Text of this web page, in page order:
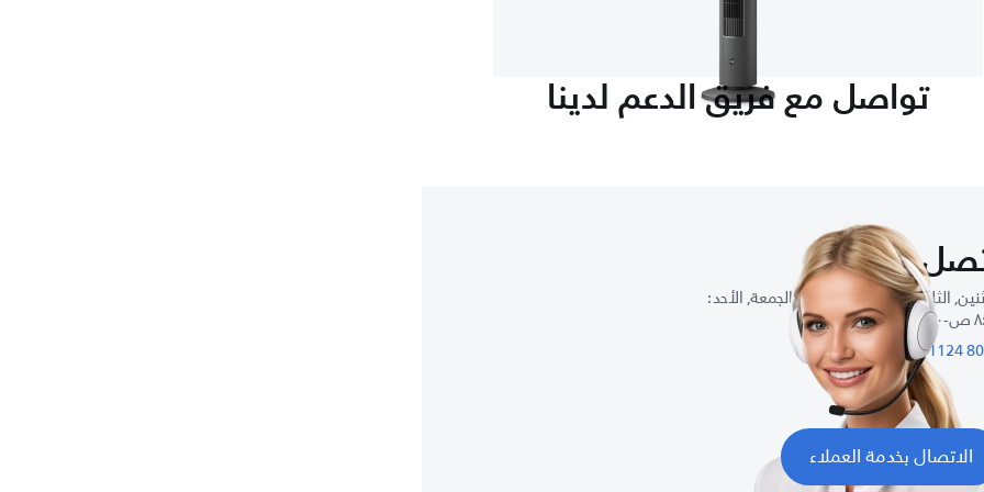
تواصل مع فريق الدعم لدينا
بنا
الثلاثاء, الأربعاء, الخميس, الجمعة, الأحد :
م
الاتصال بخدمة العملاء